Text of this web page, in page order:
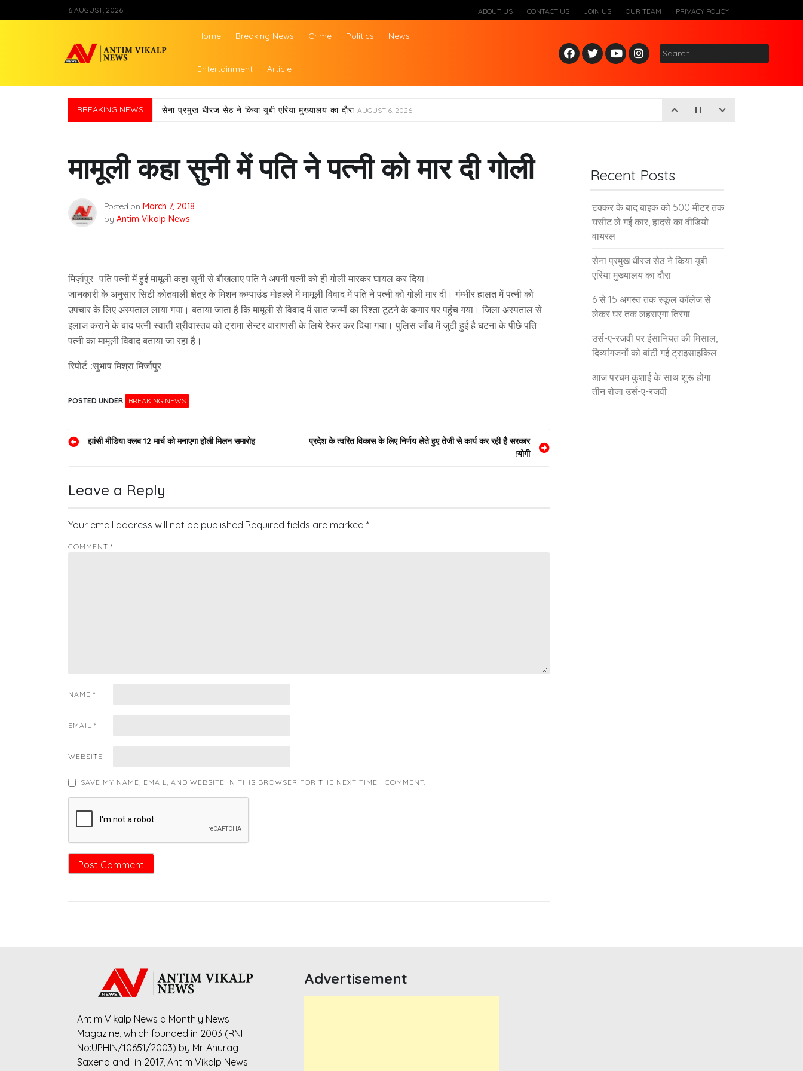
to
6 AUGUST, 2026 ABOUT US CONTACT US JOIN US OUR TEAM PRIVACY POLICY
Antim Vikalp News
Home Breaking News Crime Politics News
Entertainment Article
Fac
ebo
Twitt
er
Yout
ube
Inst
agr
Search
for:
BREAKING NEWS सेना प्रमुख धीरज सेठ ने किया यूबी एरिया मुख्यालय का दौरा AUGUST 6, 2026
मामूली कहा सुनी में पति ने पत्नी को मार दी गोली
Posted on March 7, 2018
by Antim Vikalp News
मिर्ज़ापुर- पति पत्नी में हुई मामूली कहा सुनी से बौखलाए पति ने अपनी पत्नी को ही गोली मारकर घायल कर दिया।
जानकारी के अनुसार सिटी कोतवाली क्षेत्र के मिशन कम्पाउंड मोहल्ले में मामूली विवाद में पति ने पत्नी को गोली मार दी। गंम्भीर हालत में पत्नी को
उपचार के लिए अस्पताल लाया गया। बताया जाता है कि मामूली से विवाद में सात जन्मों का रिश्ता टूटने के कगार पर पहुंच गया। जिला अस्पताल से
इलाज कराने के बाद पत्नी स्वाती श्रीवास्तव को ट्रामा सेन्टर वाराणसी के लिये रेफर कर दिया गया। पुलिस जाँच में जुटी हुई है घटना के पीछे पति –
पत्नी का मामूली विवाद बताया जा रहा है।
रिपोर्ट-:सुभाष मिश्रा मिर्जापुर
POSTED UNDER BREAKING NEWS
Postझांसी मीडिया क्लब 12 मार्च को मनाएगा होली मिलन समारोह
प्रदेश के त्वरित विकास के लिए निर्णय लेते हुए तेजी से कार्य कर रही है सरकार
!योगी
Leave a Reply
Your email address will not be published.Required fields are marked *
COMMENT *
NAME *
EMAIL *
WEBSITE
SAVE MY NAME, EMAIL, AND WEBSITE IN THIS BROWSER FOR THE NEXT TIME I COMMENT.
Recent Posts
टक्कर के बाद बाइक को 500 मीटर तक
घसीट ले गई कार, हादसे का वीडियो
वायरल
सेना प्रमुख धीरज सेठ ने किया यूबी
एरिया मुख्यालय का दौरा
6 से 15 अगस्त तक स्कूल कॉलेज से
लेकर घर तक लहराएगा तिरंगा
उर्स-ए-रजवी पर इंसानियत की मिसाल,
दिव्यांगजनों को बांटी गई ट्राइसाइकिल
आज परचम कुशाई के साथ शुरू होगा
तीन रोजा उर्स-ए-रजवी
Antim Vikalp News a Monthly News
Magazine, which founded in 2003 (RNI
No:UPHIN/10651/2003) by Mr. Anurag
Saxena and in 2017, Antim Vikalp News
Advertisement